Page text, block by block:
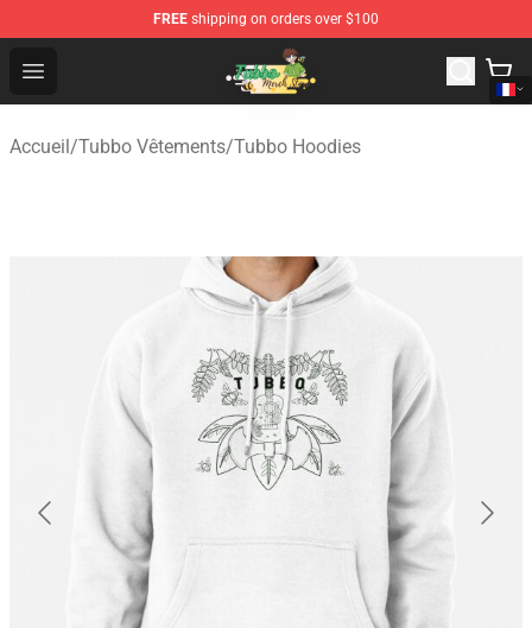
FREE shipping on orders over $100
Open menu
Tubbo Store - Official Tubbo Merchandise Shop
Accueil/Tubbo Vêtements/Tubbo Hoodies